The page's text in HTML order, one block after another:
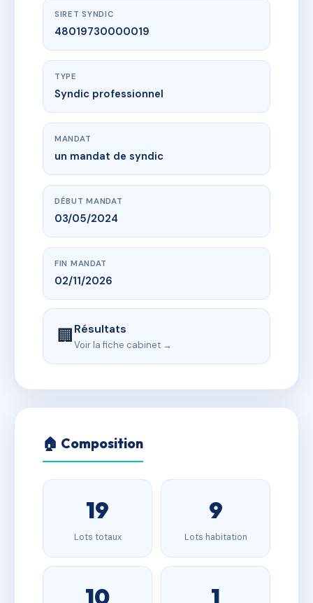
SIRET SYNDIC
48019730000019
TYPE
Syndic professionnel
MANDAT
un mandat de syndic
DÉBUT MANDAT
03/05/2024
FIN MANDAT
02/11/2026
🏢Résultats
Voir la fiche cabinet →
🏠 Composition
19
Lots totaux
9
Lots habitation
10 1